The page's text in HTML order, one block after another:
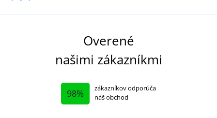
Overené
našimi zákazníkmi
98%
zákazníkov odporúča
náš obchod